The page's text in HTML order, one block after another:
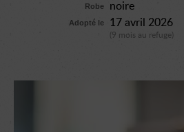
Robe noire
Adopté le 17 avril 2026
(9 mois au refuge)